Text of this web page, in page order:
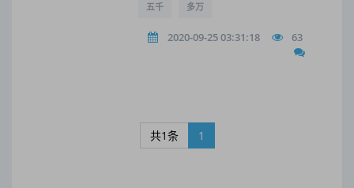
五千 多万
2020-09-25 03:31:18 63
共1条 1